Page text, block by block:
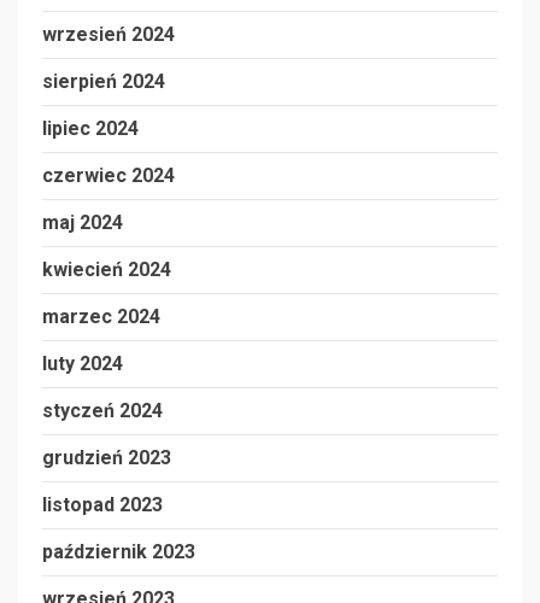
wrzesień 2024
sierpień 2024
lipiec 2024
czerwiec 2024
maj 2024
kwiecień 2024
marzec 2024
luty 2024
styczeń 2024
grudzień 2023
listopad 2023
październik 2023
wrzesień 2023